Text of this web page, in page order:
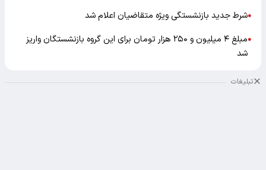
●شرط جدید بازنشستگی ویژه متقاضیان اعلام شد
●
مبلغ ۴ میلیون و ۲۵۰ هزار تومان برای این گروه بازنشستگان واریز
شد
تبلیغات